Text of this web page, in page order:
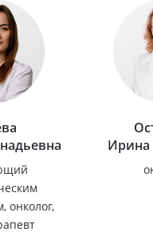
онколог,
Ирина